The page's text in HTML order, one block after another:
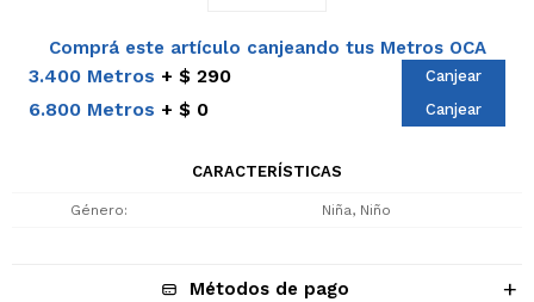
Comprá este artículo canjeando tus Metros OCA
3.400 Metros $ 290 Canjear
6.800 Metros $ 0 Canjear
CARACTERÍSTICAS
Género Niña, Niño
Métodos de pago